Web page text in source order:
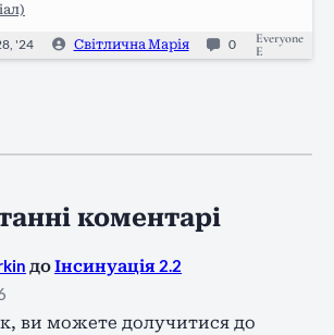
'24 Світлична Марія 0
Everyone
E
коментарі
доІнсинуація 2.2
ви можете долучитися до